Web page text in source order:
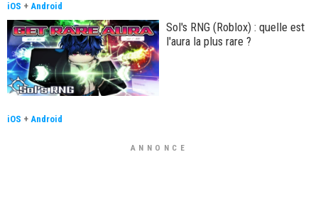
iOS + Android
Sol's RNG (Roblox) : quelle est
l'aura la plus rare ?
iOS + Android
ANNONCE